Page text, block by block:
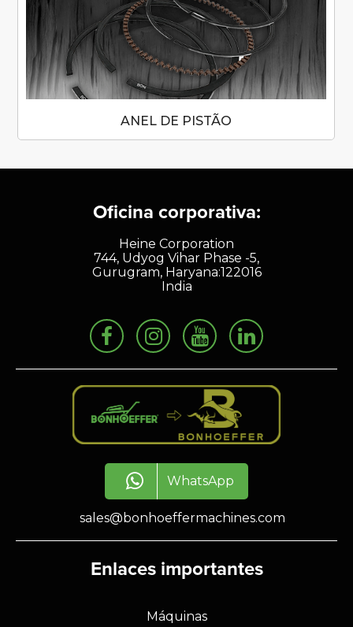
ANEL DE PISTÃO
Oficina corporativa:
Heine Corporation
744, Udyog Vihar Phase -5,
Gurugram, Haryana:122016
India
WhatsApp
sales@bonhoeffermachines.com
Enlaces importantes
Máquinas